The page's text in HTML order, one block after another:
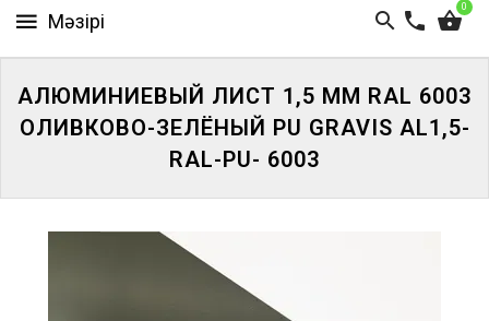
0
ПАНЕЛИ
АЛЮМИНИЕВЫЙ ЛИСТ 1,5 ММ RAL 6003
ОЛИВКОВО-ЗЕЛЁНЫЙ PU GRAVIS AL1,5-
RAL-PU- 6003